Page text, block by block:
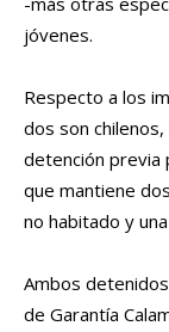
jóvenes.
Respecto a los
dos son
detención previa
que mantiene
no habitado y
Ambos
de Garantía